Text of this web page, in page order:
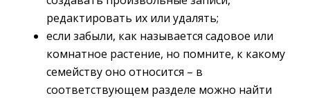
редактировать их или удалять;
если забыли, как называется садовое или
комнатное растение, но помните, к какому
семейству оно относится – в
соответствующем разделе можно найти